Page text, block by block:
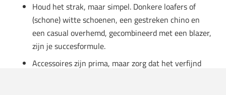
Houd het strak, maar simpel. Donkere loafers of
(schone) witte schoenen, een gestreken chino en
een casual overhemd, gecombineerd met een blazer,
zijn je succesformule.
Accessoires zijn prima, maar zorg dat het verfijnd